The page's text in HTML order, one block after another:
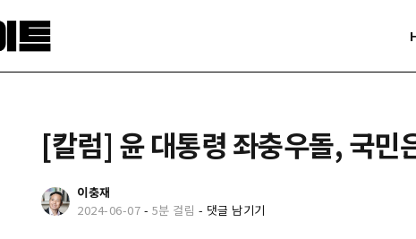
[칼럼] 윤 대통령 좌충우돌, 국민
이충재
2024-06-07 - 5분 걸림 - 댓글 남기기